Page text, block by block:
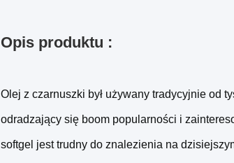
Opis produktu :
Olej z czarnuszki był używany tradycyjnie od
odradzający się boom popularności i
softgel jest trudny do znalezienia na